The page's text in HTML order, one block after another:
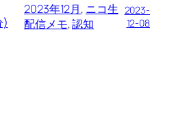
)
2023年12月, ニコ生
配信メモ, 認知
2023-
12-08